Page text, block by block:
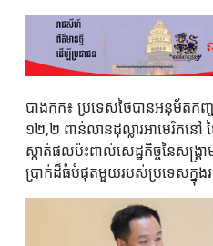
បាងកក៖ ប្រទេសថៃបានអនុម័តកញ្ច
១២,២ ពាន់លានដុល្លារអាមេរិកនៅ
ស្កាត់ផលប៉ះពាល់សេដ្ឋកិច្ចនៃសង្គ្រ
ប្រាក់ដ៏ធំបំផុតមួយរបស់ប្រទេសក្នុង